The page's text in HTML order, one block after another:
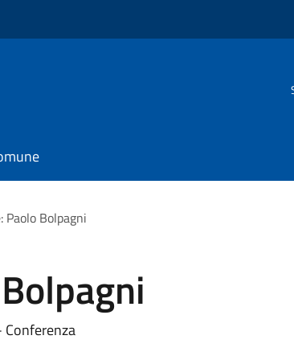
Paolo Bolpagni